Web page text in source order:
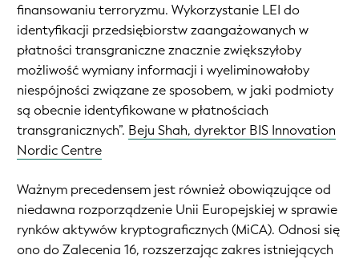
finansowaniu terroryzmu. Wykorzystanie LEI do
identyfikacji przedsiębiorstw zaangażowanych w
płatności transgraniczne znacznie zwiększyłoby
możliwość wymiany informacji i wyeliminowałoby
niespójności związane ze sposobem, w jaki podmioty
są obecnie identyfikowane w płatnościach
transgranicznych”. Beju Shah, dyrektor BIS Innovation
Nordic Centre
Ważnym precedensem jest również obowiązujące od
niedawna rozporządzenie Unii Europejskiej w sprawie
rynków aktywów kryptograficznych (MiCA). Odnosi się
ono do Zalecenia 16, rozszerzając zakres istniejących